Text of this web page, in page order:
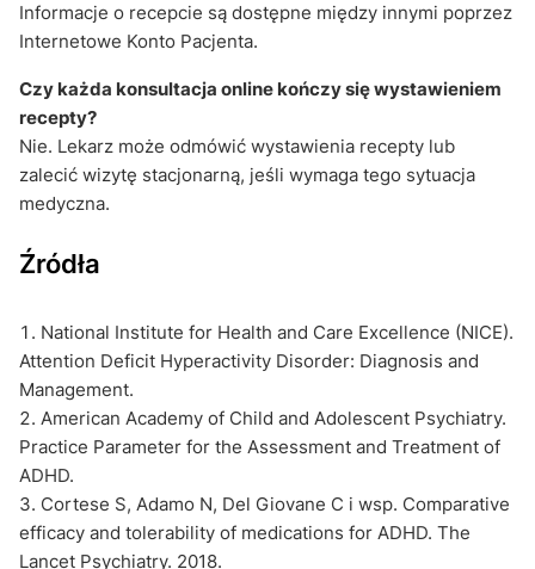
Informacje o recepcie są dostępne między innymi poprzez
Internetowe Konto Pacjenta.
Czy każda konsultacja online kończy się wystawieniem
recepty?
Nie. Lekarz może odmówić wystawienia recepty lub
zalecić wizytę stacjonarną, jeśli wymaga tego sytuacja
medyczna.
Źródła
National Institute for Health and Care Excellence (NICE).
Attention Deficit Hyperactivity Disorder: Diagnosis and
Management.
American Academy of Child and Adolescent Psychiatry.
Practice Parameter for the Assessment and Treatment of
ADHD.
Cortese S, Adamo N, Del Giovane C i wsp. Comparative
efficacy and tolerability of medications for ADHD. The
Lancet Psychiatry. 2018.